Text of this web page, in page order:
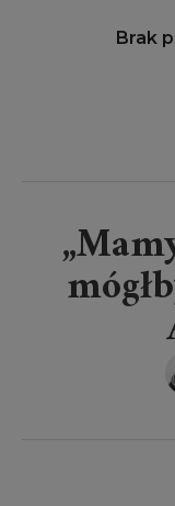
Brak